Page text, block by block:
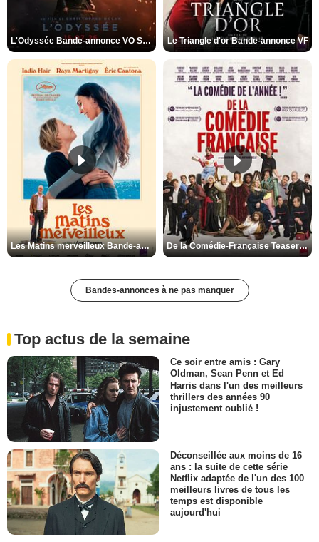
L'Odyssée Bande-annonce VO STFR Le Triangle d'or Bande-annonce VF
Les Matins merveilleux Bande-annonce VF De la Comédie-Française Teaser VF
Bandes-annonces à ne pas manquer
Top actus de la semaine
Ce soir entre amis : Gary
Oldman, Sean Penn et Ed
Harris dans l'un des meilleurs
thrillers des années 90
injustement oublié !
Déconseillée aux moins de 16
ans : la suite de cette série
Netflix adaptée de l'un des 100
meilleurs livres de tous les
temps est disponible
aujourd'hui